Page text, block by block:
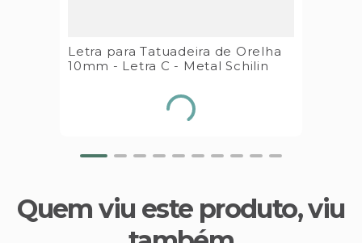
Letra para Tatuadeira de Orelha
10mm - Letra C - Metal Schilin
Quem viu este produto, viu